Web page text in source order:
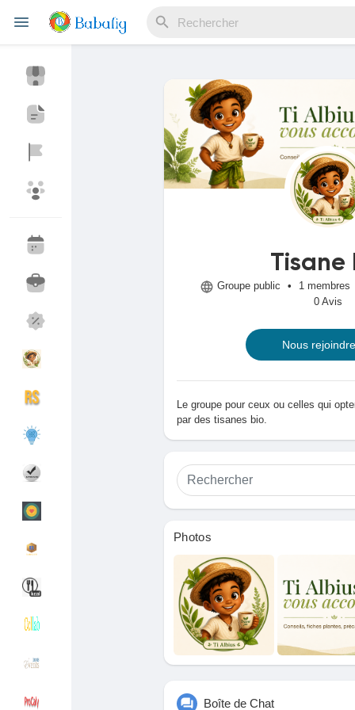
Découvrir Evènements Mes événements
Mes Articles
Mes produits
Mes groupes
Pages aimées
Découvrir les articles
Mon financement
Mes Offres
Tisane
Groupe public • 1 membres
0 Avis
Nous rejoindre
Le groupe pour ceux ou celles qui
par des tisanes bio.
Photos
Boîte de Chat